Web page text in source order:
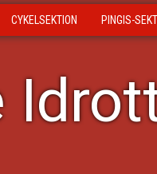
CYKELSEKTION PINGIS-